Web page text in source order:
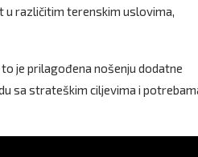
u različitim terenskim uslovima,
je prilagođena nošenju dodatne
sa strateškim ciljevima i